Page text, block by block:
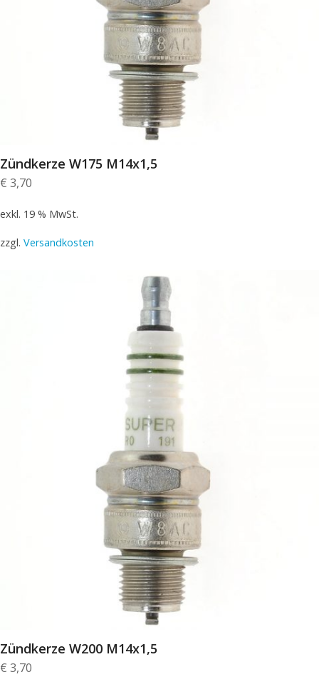
Zündkerze W175 M14x1,5
€ 3,70
exkl. 19 % MwSt.
zzgl. Versandkosten
Zündkerze W200 M14x1,5
€ 3,70